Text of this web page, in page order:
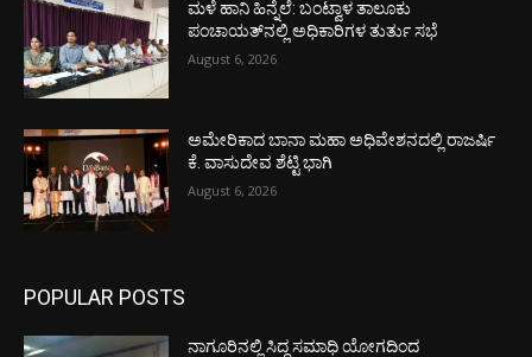
ಮಳೆ ಹಾನಿ ಹಿನ್ನೆಲೆ: ಬಂಟ್ವಾಳ ತಾಲೂಕು
ಪಂಚಾಯತ್‌ನಲ್ಲಿ ಅಧಿಕಾರಿಗಳ ತುರ್ತು ಸಭೆ
August 6, 2026
ಅಮೇರಿಕಾದ ಬಾನಾ ಮಹಾ ಅಧಿವೇಶನದಲ್ಲಿ ರಾಜರ್ಷಿ
ಕೆ. ವಾಸುದೇವ ಶೆಟ್ಟಿ ಭಾಗಿ
August 6, 2026
POPULAR POSTS
ನಾಗೂರಿನಲ್ಲಿ ಸಿದ್ಧ ಸಮಾಧಿ ಯೋಗದಿಂದ